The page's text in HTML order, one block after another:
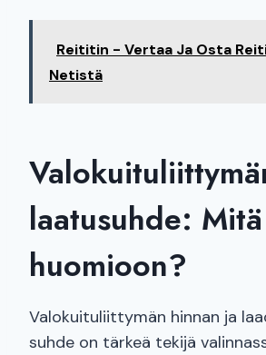
Reititin - Vertaa Ja Osta
Netistä
laatusuhde:
huomioon?
Valokuituliittymän hinnan ja
suhde on tärkeä tekijä